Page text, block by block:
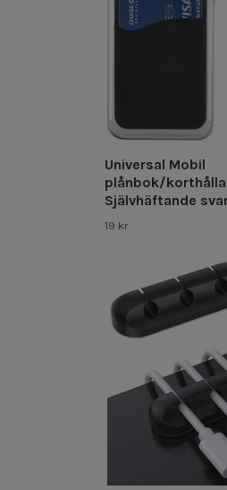
Universal Mobil
plånbok/
Självhäftande
19 kr